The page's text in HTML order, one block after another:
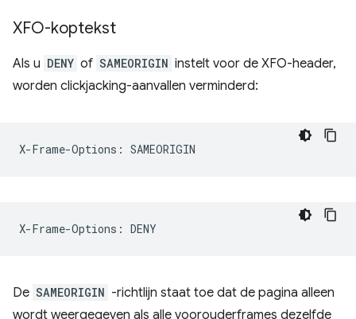
XFO-koptekst
Als u DENY of SAMEORIGIN instelt voor de XFO-header,
worden clickjacking-aanvallen verminderd:
De SAMEORIGIN -richtlijn staat toe dat de pagina alleen
wordt weergegeven als alle voorouderframes dezelfde